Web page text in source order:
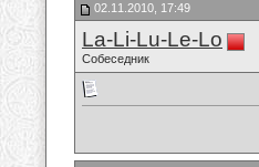
02.11.2010, 17:49
La-Li-Lu-Le-Lo
Собеседник